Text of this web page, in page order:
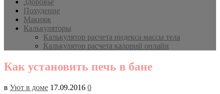
Здоровье
Похудение
Макияж
Калькуляторы
Калькулятор расчета индекса массы тела
Калькулятор расчета калорий онлайн
Как установить печь в бане
в Уют в доме 17.09.2016 0